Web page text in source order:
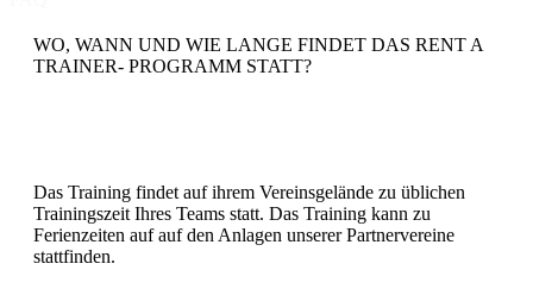
WO, WANN UND WIE LANGE FINDET DAS RENT A
TRAINER- PROGRAMM STATT?
Das Training findet auf ihrem Vereinsgelände zu üblichen
Trainingszeit Ihres Teams statt. Das Training kann zu
Ferienzeiten auf auf den Anlagen unserer Partnervereine
stattfinden.